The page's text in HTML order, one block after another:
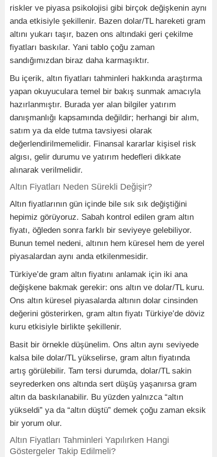
riskler ve piyasa psikolojisi gibi birçok değişkenin aynı
anda etkisiyle şekillenir. Bazen dolar/TL hareketi gram
altını yukarı taşır, bazen ons altındaki geri çekilme
fiyatları baskılar. Yani tablo çoğu zaman
sandığımızdan biraz daha karmaşıktır.
Bu içerik, altın fiyatları tahminleri hakkında araştırma
yapan okuyuculara temel bir bakış sunmak amacıyla
hazırlanmıştır. Burada yer alan bilgiler yatırım
danışmanlığı kapsamında değildir; herhangi bir alım,
satım ya da elde tutma tavsiyesi olarak
değerlendirilmemelidir. Finansal kararlar kişisel risk
algısı, gelir durumu ve yatırım hedefleri dikkate
alınarak verilmelidir.
Altın Fiyatları Neden Sürekli Değişir?
Altın fiyatlarının gün içinde bile sık sık değiştiğini
hepimiz görüyoruz. Sabah kontrol edilen gram altın
fiyatı, öğleden sonra farklı bir seviyeye gelebiliyor.
Bunun temel nedeni, altının hem küresel hem de yerel
piyasalardan aynı anda etkilenmesidir.
Türkiye’de gram altın fiyatını anlamak için iki ana
değişkene bakmak gerekir: ons altın ve dolar/TL kuru.
Ons altın küresel piyasalarda altının dolar cinsinden
değerini gösterirken, gram altın fiyatı Türkiye’de döviz
kuru etkisiyle birlikte şekillenir.
Basit bir örnekle düşünelim. Ons altın aynı seviyede
kalsa bile dolar/TL yükselirse, gram altın fiyatında
artış görülebilir. Tam tersi durumda, dolar/TL sakin
seyrederken ons altında sert düşüş yaşanırsa gram
altın da baskılanabilir. Bu yüzden yalnızca “altın
yükseldi” ya da “altın düştü” demek çoğu zaman eksik
bir yorum olur.
Altın Fiyatları Tahminleri Yapılırken Hangi
Göstergeler Takip Edilmeli?